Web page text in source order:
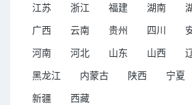
江苏
浙江 福建 湖南
广西
云南 贵州 四川
河南
河北 山东 山西
黑龙江
内蒙古 陕西 宁夏
新疆
西藏